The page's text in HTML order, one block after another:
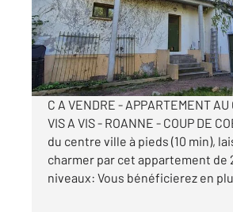
Appartement à vendre
227 000 €
Visiter le site dédié
C A VENDRE - APPARTEMENT
VIS A VIS - ROANNE - COUP DE
du centre ville à pieds (10 min),
charmer par cet appartement de
niveaux: Vous bénéficierez en